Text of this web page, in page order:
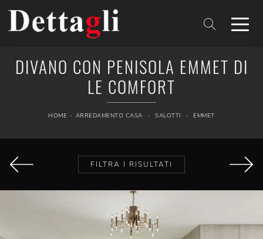
DIVANO CON PENISOLA EMMET DI
LE COMFORT
HOME - ARREDAMENTO CASA - SALOTTI - EMMET
FILTRA I RISULTATI